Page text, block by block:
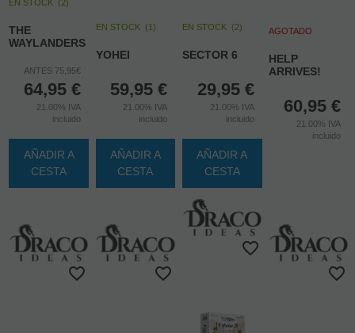
EN STOCK (2)
THE
WAYLANDERS
ANTES 75,95€
64,95 €
21.00% IVA
incluido
AÑADIR A
CESTA
EN STOCK (1)
YOHEI
59,95 €
21.00% IVA
incluido
AÑADIR A
CESTA
EN STOCK (2)
SECTOR 6
29,95 €
21.00% IVA
incluido
AÑADIR A
CESTA
AGOTADO
HELP
ARRIVES!
60,95 €
21.00% IVA
incluido